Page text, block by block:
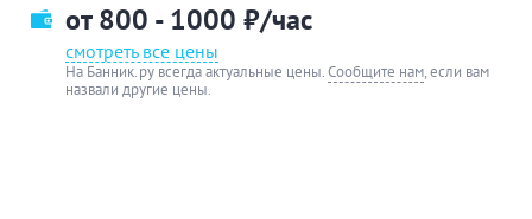
от 800 - 1000 ₽/час
смотреть все цены
На Банник.ру всегда актуальные цены.Сообщите нам, если вам
назвали другие цены.